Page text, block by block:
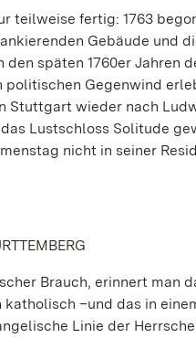
teilweise fertig: 1763
Gebäude und
späten 1760er Jahren
Gegenwind
Stuttgart wieder nach
Lustschloss Solitude
nicht in seiner
Brauch, erinnert man
–und das in
Linie der